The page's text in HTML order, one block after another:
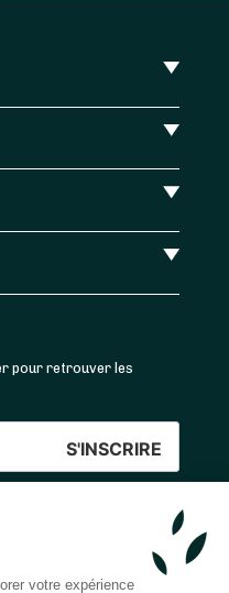
votre expérience
pour retrouver les
livrés |